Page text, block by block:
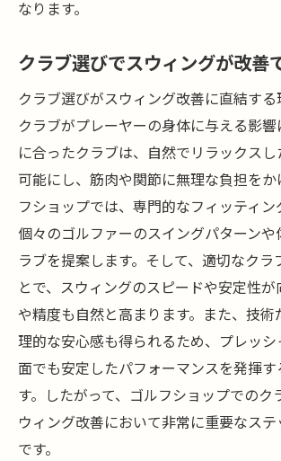
なります。
クラブ選びでスウィングが改善
クラブ選びがスウィング改善に直結す
クラブがプレーヤーの身体に与える影
に合ったクラブは、自然でリラックス
可能にし、筋肉や関節に無理な負担を
フショップでは、専門的なフィッティン
個々のゴルファーのスイングパターンや
ラブを提案します。そして、適切なクラ
とで、スウィングのスピードや安定性
や精度も自然と高まります。また、技
理的な安心感も得られるため、プレッ
面でも安定したパフォーマンスを発揮
す。したがって、ゴルフショップでのク
ウィング改善において非常に重要なス
です。